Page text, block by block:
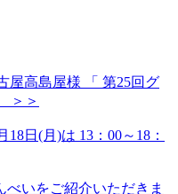
屋高島屋様 「 第25回グ
＞＞
日(月)は 13：00～18：
べいをご紹介いただきま